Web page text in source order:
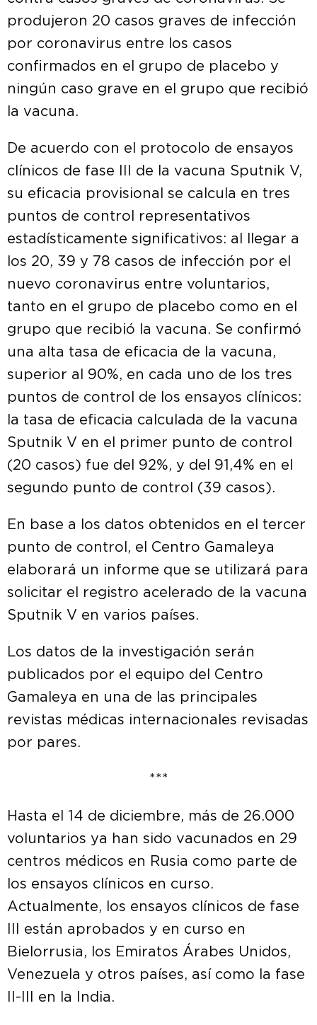
produjeron 20 casos graves de infección
por coronavirus entre los casos
confirmados en el grupo de placebo y
ningún caso grave en el grupo que recibió
la vacuna.
De acuerdo con el protocolo de ensayos
clínicos de fase III de la vacuna Sputnik V,
su eficacia provisional se calcula en tres
puntos de control representativos
estadísticamente significativos: al llegar a
los 20, 39 y 78 casos de infección por el
nuevo coronavirus entre voluntarios,
tanto en el grupo de placebo como en el
grupo que recibió la vacuna. Se confirmó
una alta tasa de eficacia de la vacuna,
superior al 90%, en cada uno de los tres
puntos de control de los ensayos clínicos:
la tasa de eficacia calculada de la vacuna
Sputnik V en el primer punto de control
(20 casos) fue del 92%, y del 91,4% en el
segundo punto de control (39 casos).
En base a los datos obtenidos en el tercer
punto de control, el Centro Gamaleya
elaborará un informe que se utilizará para
solicitar el registro acelerado de la vacuna
Sputnik V en varios países.
Los datos de la investigación serán
publicados por el equipo del Centro
Gamaleya en una de las principales
revistas médicas internacionales revisadas
por pares.
***
Hasta el 14 de diciembre, más de 26.000
voluntarios ya han sido vacunados en 29
centros médicos en Rusia como parte de
los ensayos clínicos en curso.
Actualmente, los ensayos clínicos de fase
III están aprobados y en curso en
Bielorrusia, los Emiratos Árabes Unidos,
Venezuela y otros países, así como la fase
II-III en la India.